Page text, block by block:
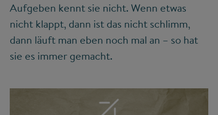
Aufgeben kennt sie nicht. Wenn etwas
nicht klappt, dann ist das nicht schlimm,
dann läuft man eben noch mal an – so hat
sie es immer gemacht.